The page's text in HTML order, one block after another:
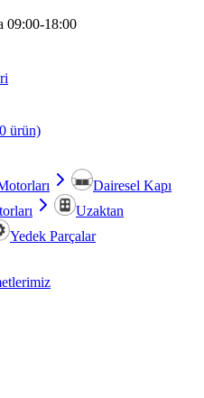
09:00-18:00
ürün)
Dairesel Kapı
Uzaktan
Yedek Parçalar